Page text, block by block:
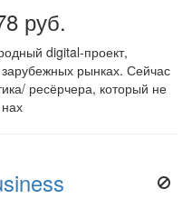
руб.
digital-проект,
рынках. Сейчас
ресёрчера, который не